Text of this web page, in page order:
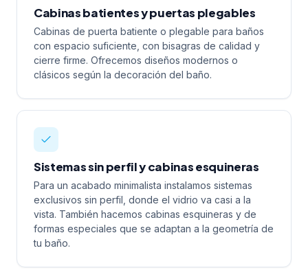
Cabinas batientes y puertas plegables
Cabinas de puerta batiente o plegable para baños
con espacio suficiente, con bisagras de calidad y
cierre firme. Ofrecemos diseños modernos o
clásicos según la decoración del baño.
Sistemas sin perfil y cabinas esquineras
Para un acabado minimalista instalamos sistemas
exclusivos sin perfil, donde el vidrio va casi a la
vista. También hacemos cabinas esquineras y de
formas especiales que se adaptan a la geometría de
tu baño.